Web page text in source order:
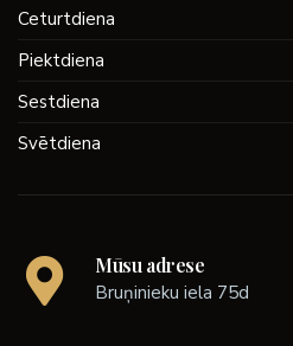
Ceturtdiena
Piektdiena
Sestdiena
Svētdiena
Mūsu adrese
Bruņinieku iela 75d